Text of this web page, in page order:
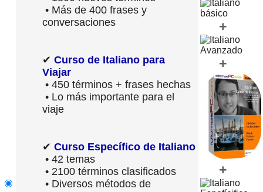
• Más de 400 frases y
conversaciones
✔ Curso de Italiano para
Viajar
• 450 términos + frases hechas
• Lo más importante para el
viaje
✔ Curso Específico de Italiano
• 42 temas
• 2100 términos clasificados
• Diversos métodos de
+
+
+